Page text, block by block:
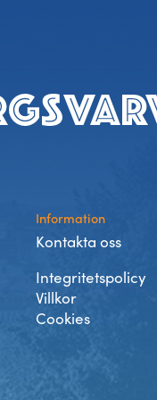
Information
Kontakta oss
Integritetspolicy
Villkor
Cookies